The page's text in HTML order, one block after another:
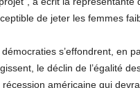
de jeter les femmes
s’effondrent, en
le déclin de l’égalité
récession américaine qui